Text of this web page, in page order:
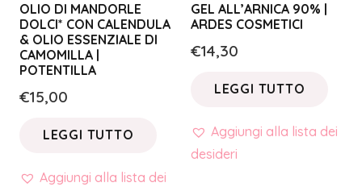
OLIO DI MANDORLE
DOLCI* CON CALENDULA
& OLIO ESSENZIALE DI
CAMOMILLA |
POTENTILLA
€15,00
LEGGI TUTTO
Aggiungi alla lista dei
GEL ALL’ARNICA 90% |
ARDES COSMETICI
€14,30
LEGGI TUTTO
Aggiungi alla lista dei
desideri